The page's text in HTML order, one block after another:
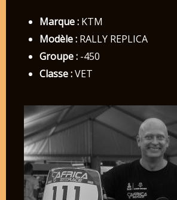
Marque :KTM
Modèle :RALLY REPLICA
Groupe :-450
Classe :VET